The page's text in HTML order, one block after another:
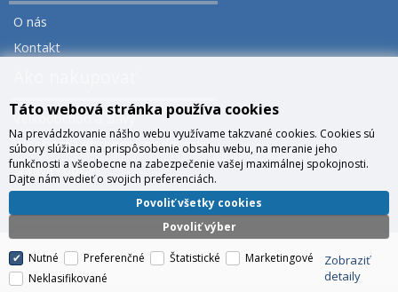
O nás
Kontakt
Veľkoobchod a zľavy
Všeobecné obchodné podmienky
Správa cookies
Prečo nakúpiť u nás?
Táto webová stránka používa cookies
Na prevádzkovanie nášho webu využívame takzvané cookies. Cookies sú
súbory slúžiace na prispôsobenie obsahu webu, na meranie jeho
funkčnosti a všeobecne na zabezpečenie vašej maximálnej spokojnosti.
Dajte nám vedieť o svojich preferenciách.
Povoliť výber
Povoliť všetky cookies
Nutné Preferenčné Štatistické
Marketingové
Neklasifikované
Zobraziť
detaily